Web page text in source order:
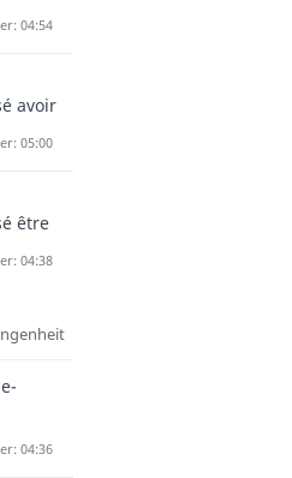
04:54
avoir
05:00
être
04:38
04:36